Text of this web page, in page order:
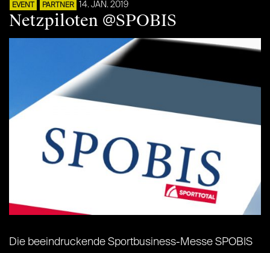
EVENT PARTNER 14. JAN. 2019
Netzpiloten @SPOBIS
Die beeindruckende Sportbusiness-Messe SPOBIS